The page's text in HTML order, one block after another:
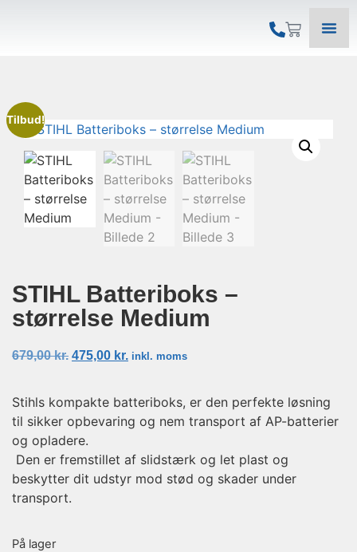
Tilbud!
STIHL Batteriboks –
størrelse Medium
679,00kr. 475,00 kr. inkl. moms
Stihls kompakte batteriboks, er den perfekte løsning
til sikker opbevaring og nem transport af AP-batterier
og opladere.
Den er fremstillet af slidstærk og let plast og
beskytter dit udstyr mod stød og skader under
transport.
På lager